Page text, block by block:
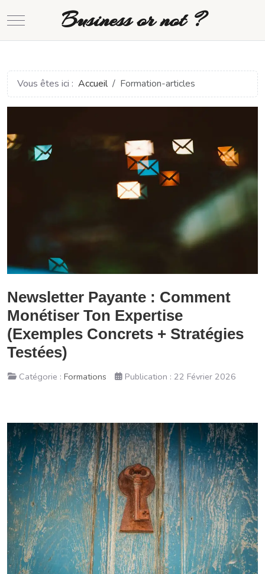
Mobile Menu ToggleBusiness or not ?
Vous êtes ici : Accueil Formation-articles
Newsletter Payante : Comment
Monétiser Ton Expertise
(Exemples Concrets + Stratégies
Testées)
Catégorie : Formations Publication : 22 Février 2026